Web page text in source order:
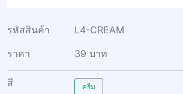
รหัสสินค้า
L4-CREAM
ราคา
39 บาท
สี ครีม